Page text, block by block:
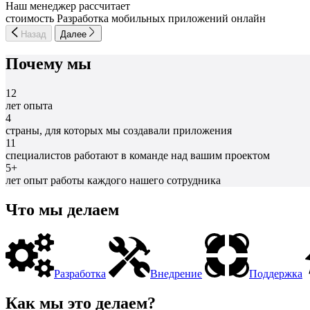
Наш менеджер рассчитает
стоимость Разработка мобильных приложений онлайн
Назад Далее
Почему мы
12
лет опыта
4
страны, для которых мы создавали приложения
11
специалистов работают в команде над вашим проектом
5+
лет опыт работы каждого нашего сотрудника
Что мы делаем
Разработка Внедрение Поддержка
Как мы это делаем?